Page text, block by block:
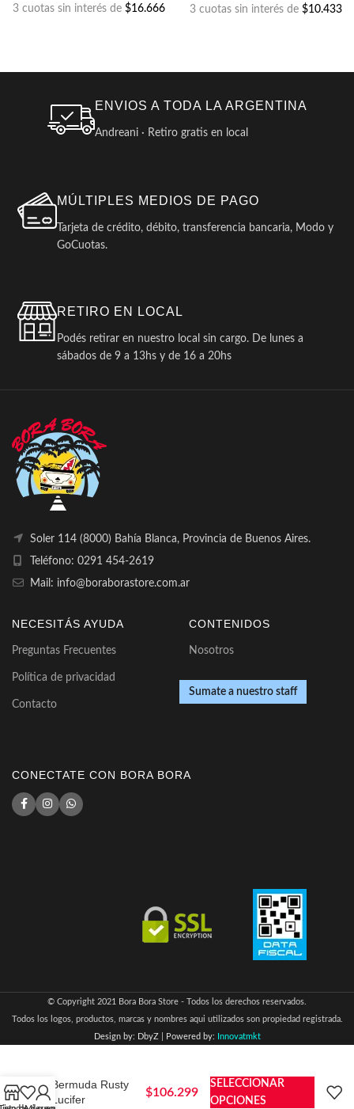
3 cuotas sin interés de $16.666
3 cuotas sin interés de $10.433
ENVIOS A TODA LA ARGENTINA
Andreani · Retiro gratis en local
MÚLTIPLES MEDIOS DE PAGO
Tarjeta de crédito, débito, transferencia bancaria, Modo y
GoCuotas.
RETIRO EN LOCAL
Podés retirar en nuestro local sin cargo. De lunes a
sábados de 9 a 13hs y de 16 a 20hs
Soler 114 (8000) Bahía Blanca, Provincia de Buenos Aires.
Teléfono: 0291 454-2619
Mail: info@boraborastore.com.ar
NECESITÁS AYUDA
Preguntas Frecuentes
Política de privacidad
Contacto
CONTENIDOS
Nosotros
Sumate a nuestro staff
CONECTATE CON BORA BORA
© Copyright 2021 Bora Bora Store - Todos los derechos reservados.
Todos los logos, productos, marcas y nombres aqui utilizados son propiedad registrada.
Design by: DbyZ| Powered by: Innovatmkt
Bermuda Rusty
Lucifer
$106.299
SELECCIONAR
OPCIONES